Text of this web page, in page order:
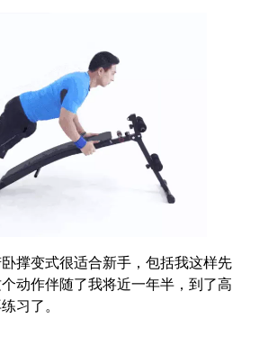
撑变式很适合新手，包括我这样先
动作伴随了我将近一年半，到了高
习了。